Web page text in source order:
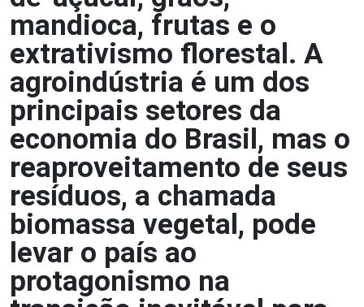
mandioca, frutas e o
extrativismo florestal. A
agroindústria é um dos
principais setores da
economia do Brasil, mas o
reaproveitamento de seus
resíduos, a chamada
biomassa vegetal, pode
levar o país ao
protagonismo na